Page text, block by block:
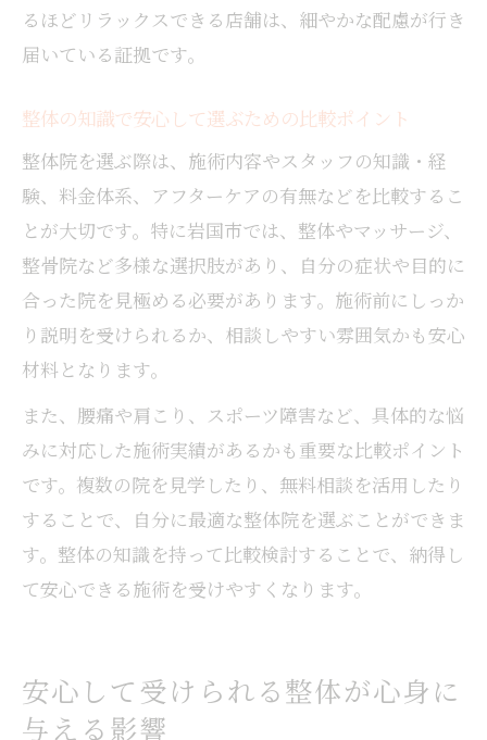
るほどリラックスできる店舗は、細やかな配慮が行き
届いている証拠です。
整体の知識で安心して選ぶための比較ポイント
整体院を選ぶ際は、施術内容やスタッフの知識・経
験、料金体系、アフターケアの有無などを比較するこ
とが大切です。特に岩国市では、整体やマッサージ、
整骨院など多様な選択肢があり、自分の症状や目的に
合った院を見極める必要があります。施術前にしっか
り説明を受けられるか、相談しやすい雰囲気かも安心
材料となります。
また、腰痛や肩こり、スポーツ障害など、具体的な悩
みに対応した施術実績があるかも重要な比較ポイント
です。複数の院を見学したり、無料相談を活用したり
することで、自分に最適な整体院を選ぶことができま
す。整体の知識を持って比較検討することで、納得し
て安心できる施術を受けやすくなります。
安心して受けられる整体が心身に
与える影響